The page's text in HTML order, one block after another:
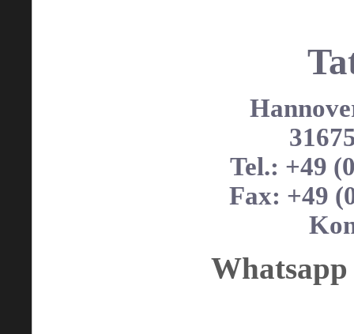
Tel.: +49
Fax: +49
Whatsapp